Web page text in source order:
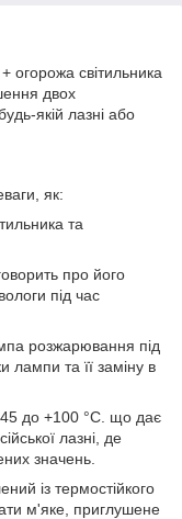
огорожа світильника
двох
якій лазні або
як:
та
про його
під час
розжарювання під
та її заміну в
45 до +100 °C. що дає
лазні, де
значень.
із термостійкого
м'яке, приглушене